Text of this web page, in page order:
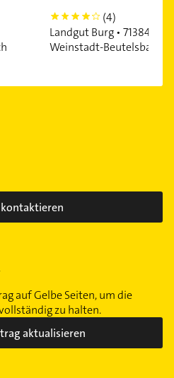
4
(4)
Landgut Burg • 71384
Weinstadt-Beutelsbach
auf Gelbe Seiten, um die
zu halten.
aktualisieren